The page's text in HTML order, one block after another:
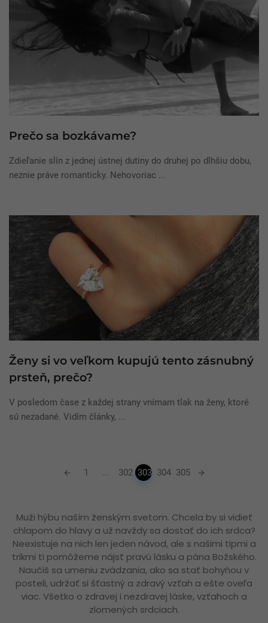
Prečo sa bozkávame?
Zdieľanie slín z jednej ústnej dutiny do druhej po dlhšiu dobu,
neznie práve romanticky. Nehovoriac ...
Ženy si vo veľkom kupujú tento zásnubný
prsteň, prečo?
V posledom čase z každej strany vnímam tlak na ženy, ktoré
sú nezadané. Vidím články, ...
1 ... 302 303 304 305
Muži hýbu naším ženským svetom. Chcela by si vidieť
chlapom do hlavy a už navždy sa dostať do ich srdca?
Neexistuje na nich len jeden návod, ale s našimi tipmi a
trikmi ti pomôžeme nájsť pravú lásku a pána Božského.
Naučíš sa umeniu zvádzania, ako sa stať bohyňou v
posteli, udržať si šťastný a zdravý vzťah a ešte oveľa
viac. Všetko o zdravej i nezdravej láske, vzťahoch a
zlomených srdciach.